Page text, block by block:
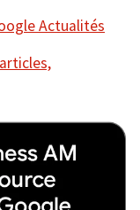
Actualités